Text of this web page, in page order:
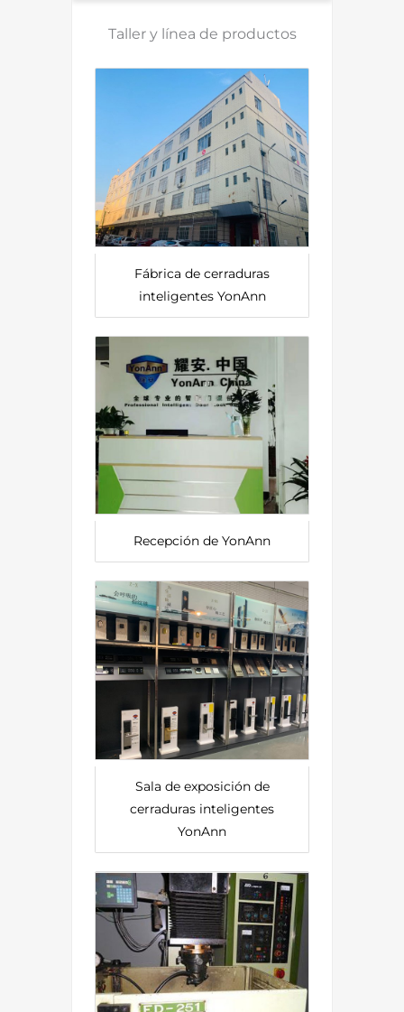
Taller y línea de productos
Fábrica de cerraduras
inteligentes YonAnn
Recepción de YonAnn
Sala de exposición de
cerraduras inteligentes
YonAnn